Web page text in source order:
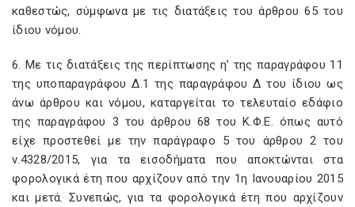
καθεστώς, σύμφωνα με τις διατάξεις του άρθρου 65 του
ίδιου νόμου.
6. Με τις διατάξεις της περίπτωσης η’ της παραγράφου 11
της υποπαραγράφου Δ.1 της παραγράφου Δ του ίδιου ως
άνω άρθρου και νόμου, καταργείται το τελευταίο εδάφιο
της παραγράφου 3 του άρθρου 68 του Κ.Φ.Ε. όπως αυτό
είχε προστεθεί με την παράγραφο 5 του άρθρου 2 του
ν.4328/2015, για τα εισοδήματα που αποκτώνται στα
φορολογικά έτη που αρχίζουν από την 1η Ιανουαρίου 2015
και μετά. Συνεπώς, για τα φορολογικά έτη που αρχίζουν